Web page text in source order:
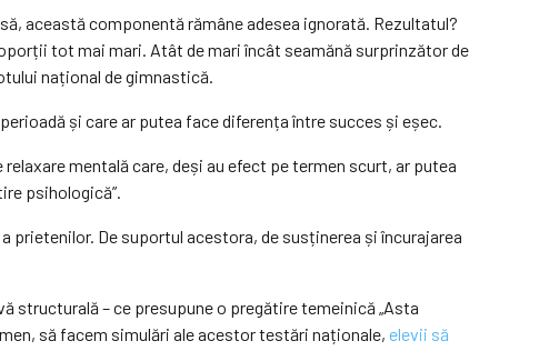
această componentă rămâne adesea ignorată. Rezultatul?
tot mai mari. Atât de mari încât seamănă surprinzător de
național de gimnastică.
și care ar putea face diferența între succes și eșec.
mentală care, deși au efect pe termen scurt, ar putea
psihologică”.
prietenilor. De suportul acestora, de susținerea și încurajarea
structurală – ce presupune o pregătire temeinică „Asta
să facem simulări ale acestor testări naționale, elevii să